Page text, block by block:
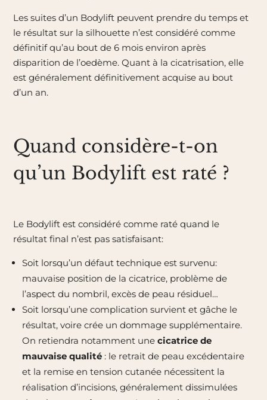
Les suites d’un Bodylift peuvent prendre du temps et
le résultat sur la silhouette n’est considéré comme
définitif qu’au bout de 6 mois environ après
disparition de l’oedème. Quant à la cicatrisation, elle
est généralement définitivement acquise au bout
d’un an.
Quand considère-t-on
qu’un Bodylift est raté ?
Le Bodylift est considéré comme raté quand le
résultat final n’est pas satisfaisant:
Soit lorsqu’un défaut technique est survenu:
mauvaise position de la cicatrice, problème de
l’aspect du nombril, excès de peau résiduel…
Soit lorsqu’une complication survient et gâche le
résultat, voire crée un dommage supplémentaire.
On retiendra notamment unecicatrice de
mauvaise qualité : le retrait de peau excédentaire
et la remise en tension cutanée nécessitent la
réalisation d’incisions, généralement dissimulées